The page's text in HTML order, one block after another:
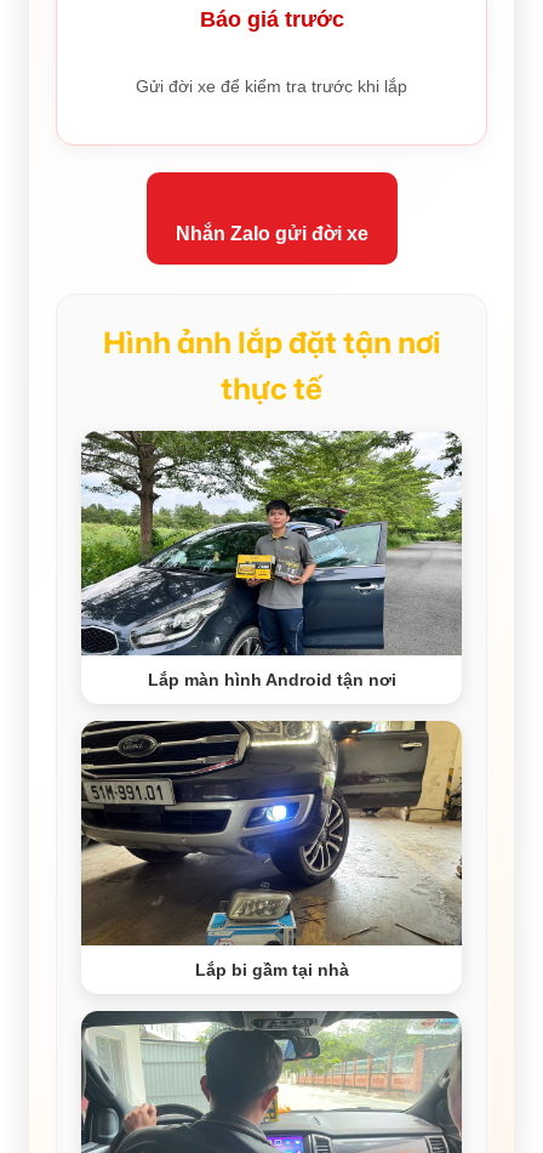
Báo giá trước
Gửi đời xe để kiểm tra trước khi lắp
Nhắn Zalo gửi đời xe
Hình ảnh lắp đặt tận nơi
thực tế
Lắp màn hình Android tận nơi
Lắp bi gầm tại nhà